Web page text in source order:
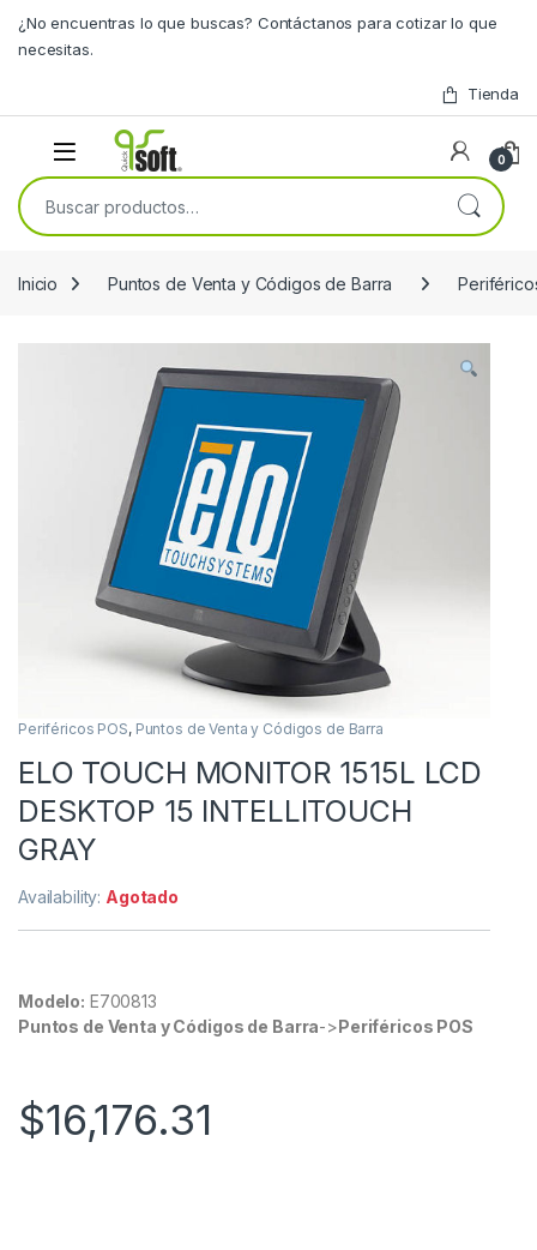
¿No encuentras lo que buscas? Contáctanos para cotizar lo que
necesitas.
Tienda
0
Buscar por:
Inicio Puntos de Venta y Códigos de Barra
Periféricos POS, Puntos de Venta y Códigos de Barra
ELO TOUCH MONITOR 1515L LCD
DESKTOP 15 INTELLITOUCH
GRAY
Availability: Agotado
Modelo: E700813
Puntos de Venta y Códigos de Barra->Periféricos POS
$16,176.31